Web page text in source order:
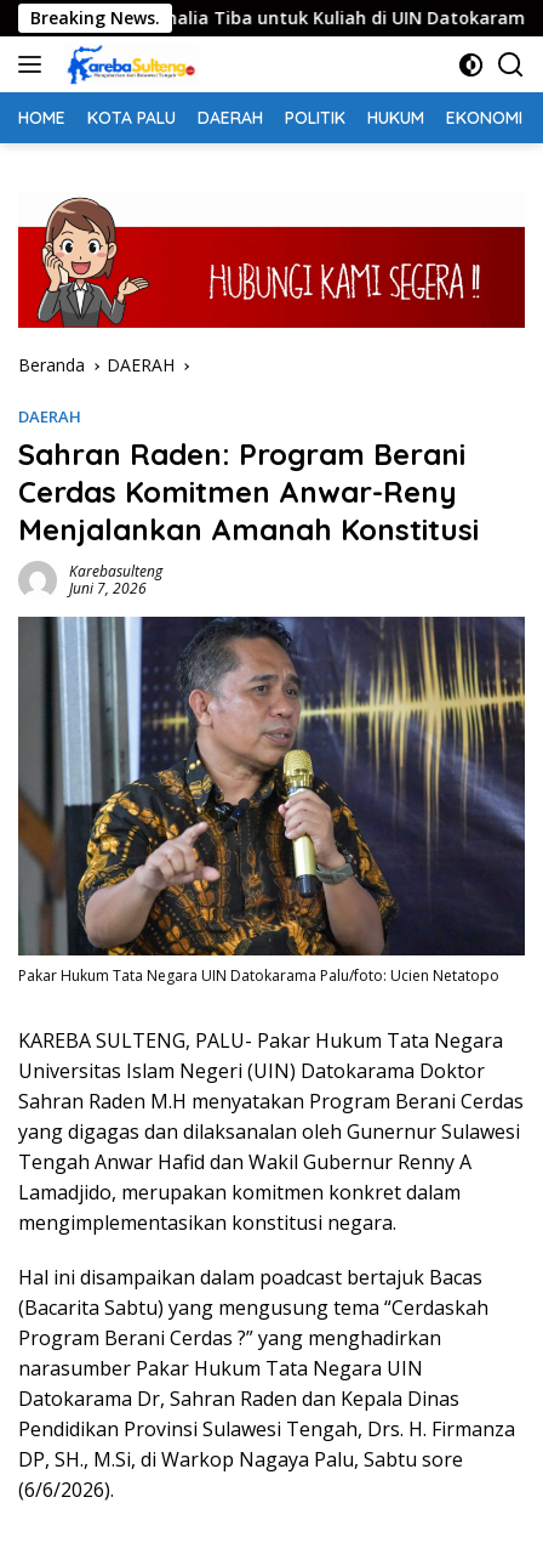
Langsung
ke
konten
Breaking News.
Somalia Tiba untuk Kuliah di UIN Datokarama
HOME KOTA PALU DAERAH POLITIK HUKUM EKONOMI
Beranda DAERAH
DAERAH
Sahran Raden: Program Berani
Cerdas Komitmen Anwar-Reny
Menjalankan Amanah Konstitusi
Karebasulteng
Juni 7, 2026
Pakar Hukum Tata Negara UIN Datokarama Palu/foto: Ucien Netatopo
KAREBA SULTENG, PALU- Pakar Hukum Tata Negara
Universitas Islam Negeri (UIN) Datokarama Doktor
Sahran Raden M.H menyatakan Program Berani Cerdas
yang digagas dan dilaksanalan oleh Gunernur Sulawesi
Tengah Anwar Hafid dan Wakil Gubernur Renny A
Lamadjido, merupakan komitmen konkret dalam
mengimplementasikan konstitusi negara.
Hal ini disampaikan dalam poadcast bertajuk Bacas
(Bacarita Sabtu) yang mengusung tema “Cerdaskah
Program Berani Cerdas ?” yang menghadirkan
narasumber Pakar Hukum Tata Negara UIN
Datokarama Dr, Sahran Raden dan Kepala Dinas
Pendidikan Provinsi Sulawesi Tengah, Drs. H. Firmanza
DP, SH., M.Si, di Warkop Nagaya Palu, Sabtu sore
(6/6/2026).